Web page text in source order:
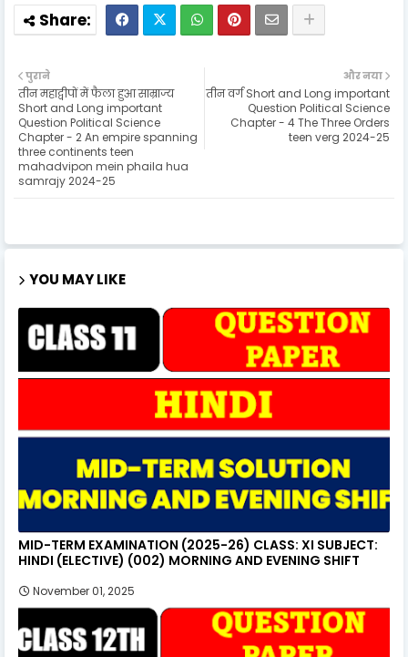
और नया
तीन वर्ग Short and Long important
Question Political Science
Chapter - 4 The Three Orders
teen verg 2024-25
पुराने
तीन महाद्वीपों में फैला हुआ साम्राज्य
Short and Long important
Question Political Science
Chapter - 2 An empire spanning
three continents teen
mahadvipon mein phaila hua
samrajy 2024-25
YOU MAY LIKE
MID-TERM EXAMINATION (2025-26) CLASS: XI SUBJECT:
HINDI (ELECTIVE) (002) MORNING AND EVENING SHIFT
November 01, 2025